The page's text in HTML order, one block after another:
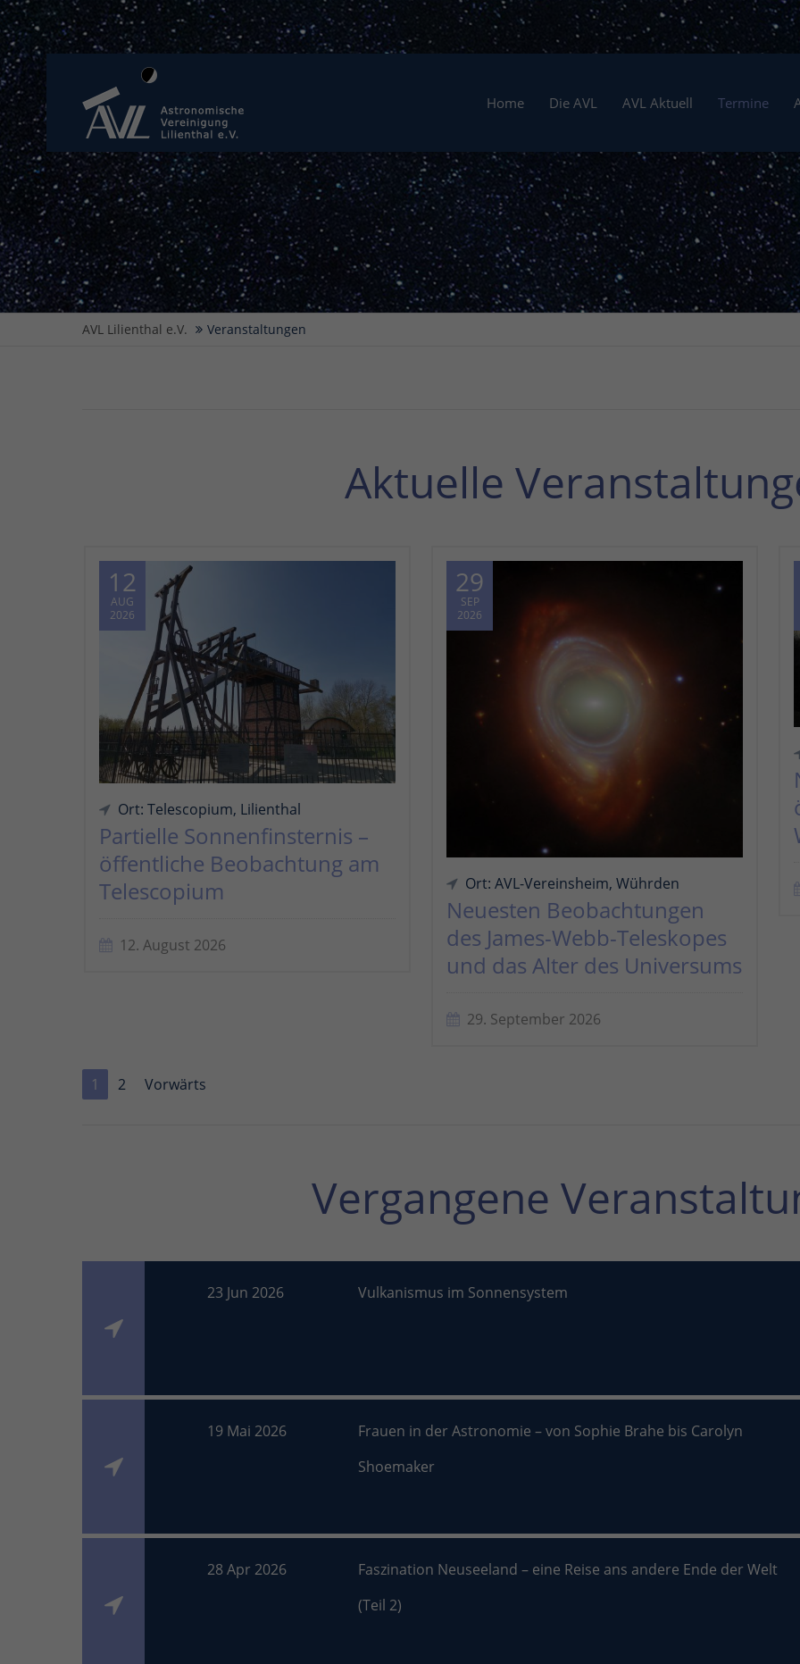
Home Die AVL AVL Aktuell Termine
AVL Lilienthal e.V. Veranstaltungen
Aktuelle
12
AUG
2026
Ort: Telescopium, Lilienthal
Partielle Sonnenfinsternis –
öffentliche Beobachtung am
Telescopium
12. August 2026
29
SEP
2026
Ort: AVL-Vereinsheim, Wührden
Neuesten Beobachtungen
des James-Webb-Teleskopes
und das Alter des Universums
29. September 2026
1 2 Vorwärts
Vergangene
23 Jun 2026 Vulkanismus im Sonnensystem
19 Mai 2026
Frauen in der Astronomie – von Sophie Brahe bis Carolyn
Shoemaker
28 Apr 2026
Faszination Neuseeland – eine Reise ans andere Ende der Welt
(Teil 2)